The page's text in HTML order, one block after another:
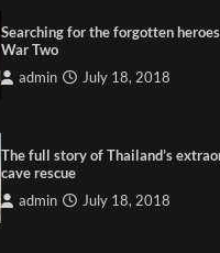
Searching for the forgotten
War Two
admin July 18, 2018
The full story of Thailand’s
cave rescue
admin July 18, 2018